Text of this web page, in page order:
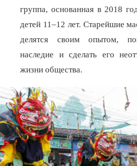
группа, основанная в 2018
детей 11–12 лет. Старейшие
делятся своим опытом,
наследие и сделать его
жизни общества.